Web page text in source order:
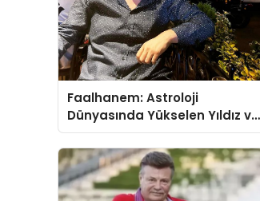
Faalhanem: Astroloji
Dünyasında Yükselen Yıldız ve
Gizemli İlişkiler